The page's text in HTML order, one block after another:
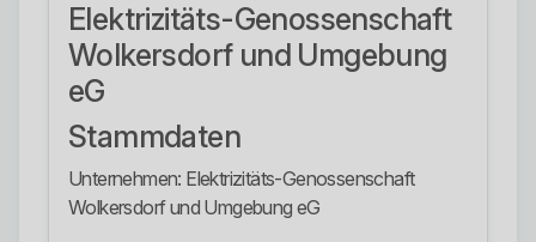
Elektrizitäts-Genossenschaft
Wolkersdorf und Umgebung
eG
Stammdaten
Unternehmen: Elektrizitäts-Genossenschaft
Wolkersdorf und Umgebung eG